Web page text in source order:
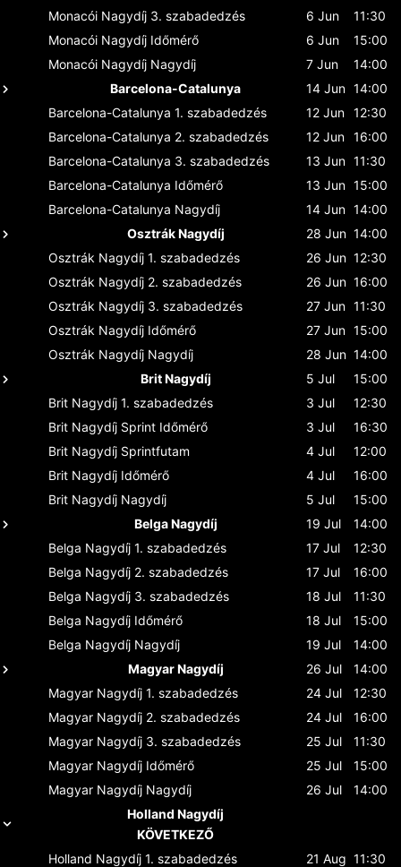
Monacói Nagydíj 3. szabadedzés 6 Jun
11:30
Monacói Nagydíj Időmérő 6 Jun
15:00
Monacói Nagydíj Nagydíj 7 Jun
14:00
Barcelona-Catalunya
14 Jun 14:00
Barcelona-Catalunya 1. szabadedzés 12 Jun 12:30
Barcelona-Catalunya 2. szabadedzés 12 Jun 16:00
Barcelona-Catalunya 3. szabadedzés 13 Jun 11:30
Barcelona-Catalunya Időmérő 13 Jun 15:00
Barcelona-Catalunya Nagydíj 14 Jun 14:00
Osztrák Nagydíj
28 Jun 14:00
Osztrák Nagydíj 1. szabadedzés 26 Jun 12:30
Osztrák Nagydíj 2. szabadedzés 26 Jun 16:00
Osztrák Nagydíj 3. szabadedzés 27 Jun 11:30
Osztrák Nagydíj Időmérő 27 Jun 15:00
Osztrák Nagydíj Nagydíj 28 Jun 14:00
Brit Nagydíj
5 Jul
15:00
Brit Nagydíj 1. szabadedzés 3 Jul
12:30
Brit Nagydíj Sprint Időmérő 3 Jul
16:30
Brit Nagydíj Sprintfutam 4 Jul
12:00
Brit Nagydíj Időmérő 4 Jul
16:00
Brit Nagydíj Nagydíj 5 Jul
15:00
Belga Nagydíj
19 Jul
14:00
Belga Nagydíj 1. szabadedzés 17 Jul
12:30
Belga Nagydíj 2. szabadedzés 17 Jul
16:00
Belga Nagydíj 3. szabadedzés 18 Jul
11:30
Belga Nagydíj Időmérő 18 Jul
15:00
Belga Nagydíj Nagydíj 19 Jul
14:00
Magyar Nagydíj
26 Jul
14:00
Magyar Nagydíj 1. szabadedzés 24 Jul
12:30
Magyar Nagydíj 2. szabadedzés 24 Jul
16:00
Magyar Nagydíj 3. szabadedzés 25 Jul
11:30
Magyar Nagydíj Időmérő 25 Jul
15:00
Magyar Nagydíj Nagydíj 26 Jul
14:00
Holland Nagydíj
KÖVETKEZŐ
Holland Nagydíj 1. szabadedzés 21 Aug 11:30